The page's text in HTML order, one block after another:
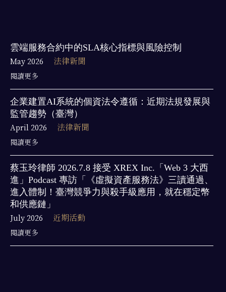
雲端服務合約中的SLA核心指標與風險控制
May 2026
法律新聞
閱讀更多
企業建置AI系統的個資法令遵循：近期法規發展與
監管趨勢（臺灣）
April 2026
法律新聞
閱讀更多
蔡玉玲律師 2026.7.8 接受 XREX Inc.「Web 3 大西
進」Podcast 專訪「《虛擬資產服務法》三讀通過、
進入體制！臺灣競爭力與殺手級應用，就在穩定幣
和供應鏈」
July 2026
近期活動
閱讀更多